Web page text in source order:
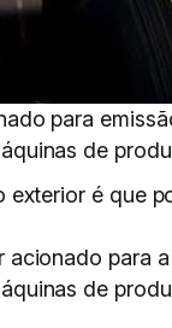
para
de
exterior é que
acionado para
de